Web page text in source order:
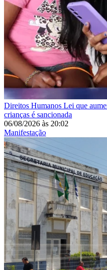
Direitos Humanos Lei que
crianças é sancionada
06/08/2026 às 20:02
Manifestação